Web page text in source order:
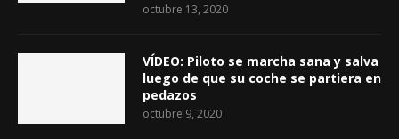
octubre 13, 2020
VÍDEO: Piloto se marcha sana y salva
luego de que su coche se partiera en
pedazos
octubre 9, 2020